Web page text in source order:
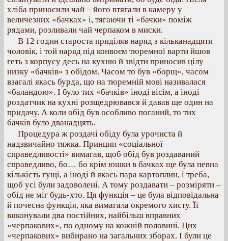
хліба приносили чай – його втягали в камеру у
величезних «бачках» і, тягаючи ті «бачки» поміж
рядами, розливали чай черпаком в миски.
В 12 годин староста приділяв наряд з кільканадцяти
чоловік, і той наряд під конвоєм тюремної варти йшов
геть з корпусу десь на кухню й звідти приносив цілу
низку «бачків» з обідом. Часом то був «борщ», часом
взагалі якась бурда, що на тюремній мові називалася
«баландою». І було тих «бачків» іноді вісім, а іноді
роздатчик на кухні розщедрювався й давав ще один на
придачу. А коли обід був особливо поганий, то тих
бачків було дванадцять.
Процедура ж роздачі обіду була урочиста й
надзвичайно тяжка. Принцип «соціальної
справедливості» вимагав, щоб обід був роздаваний
справедливо, бо… бо крім юшки в бачках ще була певна
кількість гущі, а іноді й якась пара картоплин, і треба,
щоб усі були задоволені. А тому роздавати – розміряти –
обід не міг будь-хто. Ця функція – це була відповідальна
й почесна функція, яка вимагала окремого хисту. Її
виконували два постійних, найбільш вправних
«черпакових», по одному на кожній половині. Цих
«черпакових» вибирано на загальних зборах. І були це